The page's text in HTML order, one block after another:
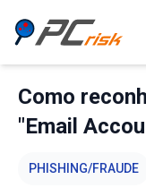
Como
"Email
PHISHING/FRAUDE